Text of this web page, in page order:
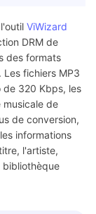
ViWizard
DRM de
des formats
Les fichiers MP3
320 Kbps, les
de
de conversion,
informations
l'artiste,
bibliothèque